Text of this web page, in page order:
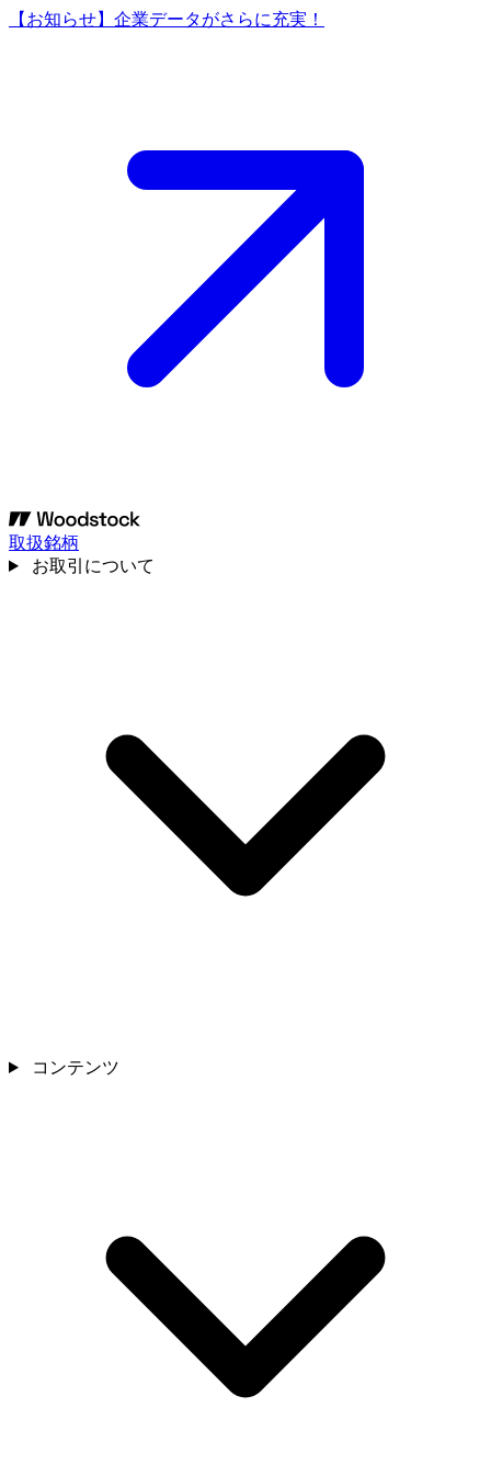
【お知らせ】企業データがさらに充実！
取扱銘柄
お取引について
コンテンツ